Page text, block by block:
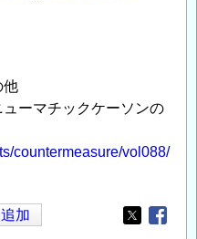
他
ーマチックケーソンの
countermeasure/vol088/
加
Opens in